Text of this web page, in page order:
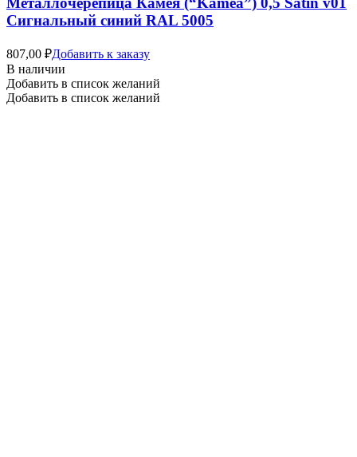
Сигнальный синий RAL 5005
807,00 ₽Добавить к заказу
В наличии
Добавить в список желаний
Добавить в список желаний